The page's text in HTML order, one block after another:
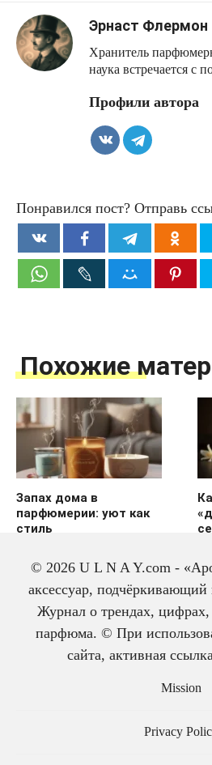
Эрнаст Флермон
Хранитель
наука встречается с
Профили автора
Понравился пост? Отправь
Похожие
Запах дома в
парфюмерии: уют как
стиль
© 2026 U L N A Y.com -
аксессуар, подчёркивающий
Журнал о трендах,
парфюма. © При
сайта, активная
Mission
Privacy